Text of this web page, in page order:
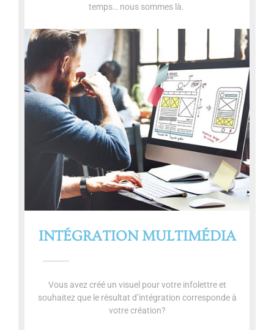
temps… nous sommes là.
INTÉGRATION MULTIMÉDIA
Vous avez créé un visuel pour votre infolettre et
souhaitez que le résultat d’intégration corresponde à
votre création?